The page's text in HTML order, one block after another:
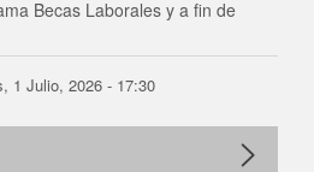
Becas Laborales y a fin de
1 Julio, 2026 - 17:30